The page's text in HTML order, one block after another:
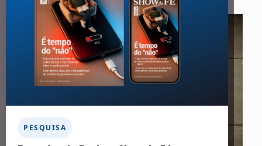
PESQUISA